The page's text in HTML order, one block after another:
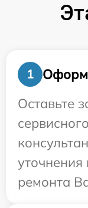
1
Оставьте
ремонта